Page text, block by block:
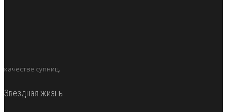
качестве супниц.
Звездная жизнь